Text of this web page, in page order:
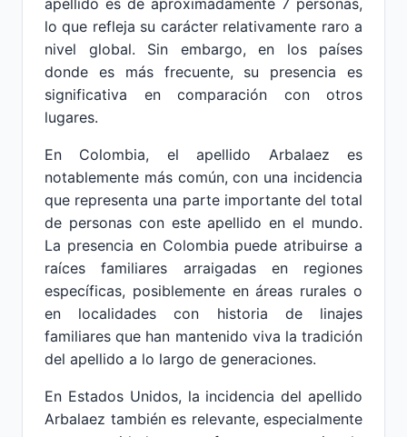
apellido es de aproximadamente 7 personas,
lo que refleja su carácter relativamente raro a
nivel global. Sin embargo, en los países
donde es más frecuente, su presencia es
significativa en comparación con otros
lugares.
En Colombia, el apellido Arbalaez es
notablemente más común, con una incidencia
que representa una parte importante del total
de personas con este apellido en el mundo.
La presencia en Colombia puede atribuirse a
raíces familiares arraigadas en regiones
específicas, posiblemente en áreas rurales o
en localidades con historia de linajes
familiares que han mantenido viva la tradición
del apellido a lo largo de generaciones.
En Estados Unidos, la incidencia del apellido
Arbalaez también es relevante, especialmente